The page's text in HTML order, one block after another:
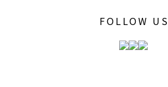
FOLLOW US